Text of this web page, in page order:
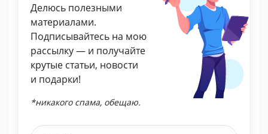
Делюсь полезными
материалами.
Подписывайтесь на мою
рассылку — и получайте
крутые статьи, новости
и подарки!
*никакого спама, обещаю.